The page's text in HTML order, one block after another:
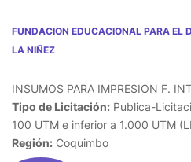
FUNDACION EDUCACIONAL PARA EL
LA NIÑEZ
INSUMOS PARA IMPRESION F.
Tipo de Licitación: Publica-
100 UTM e inferior a 1.000 UTM
Región: Coquimbo